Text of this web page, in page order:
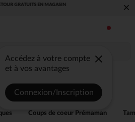
RENTRÉE ! DÉCOUVREZ LA NOUVELLE
×
Accédez à votre compte
et à vos avantages
Connexion/Inscription
Coups de coeur Prémaman